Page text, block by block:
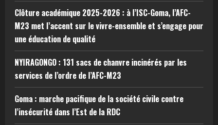
Clôture académique 2025-2026 : à l’ISC-Goma, l’AFC-
M23 met l’accent sur le vivre-ensemble et s’engage pour
une éducation de qualité
NYIRAGONGO : 131 sacs de chanvre incinérés par les
services de l’ordre de l’AFC-M23
Goma : marche pacifique de la société civile contre
l’insécurité dans l’Est de la RDC